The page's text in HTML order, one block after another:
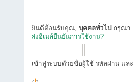
ยินดีต้อนรับคุณ, บุคคลทั่วไป กรุณา
ส่งอีเมล์ยืนยันการใช้งาน?
เข้าสู่ระบบด้วยชื่อผู้ใช้ รหัสผ่าน แล